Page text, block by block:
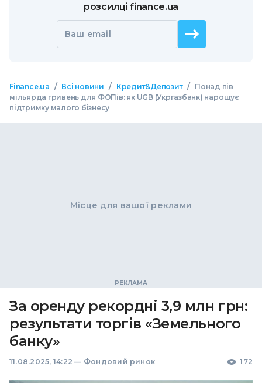
розсилці finance.ua
Ваш email
Finance.ua / Всі новини / Кредит&Депозит / Понад пів
мільярда гривень для ФОПів: як UGB (Укргазбанк) нарощує
підтримку малого бізнесу
Місце для вашої реклами
За оренду рекордні 3,9 млн грн:
результати торгів «Земельного
банку»
11.08.2025, 14:22 — Фондовий ринок 172